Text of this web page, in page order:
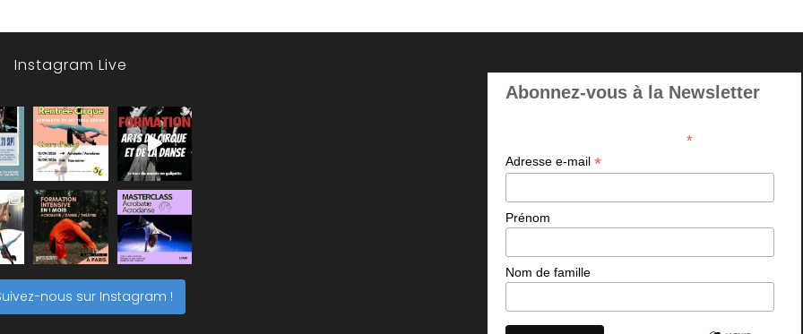
Instagram Live
nous sur Instagram !
Abonnez-vous à la Newsletter
*indicates required
Adresse e-mail *
Prénom
Nom de famille